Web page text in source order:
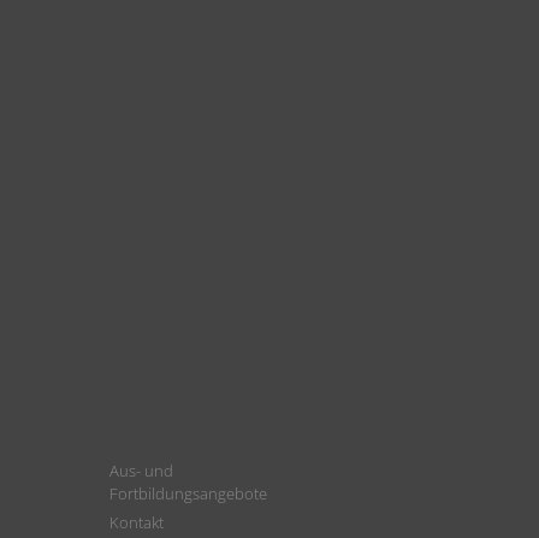
Aus- und
Fortbildungsangebote
Kontakt